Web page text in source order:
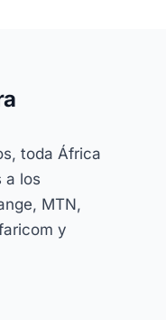
toda África
a los
MTN,
y